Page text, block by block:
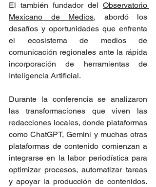
El también fundador del Observatorio
Mexicano de Medios, abordó los
desafíos y oportunidades que enfrenta
el ecosistema de medios de
comunicación regionales ante la rápida
incorporación de herramientas de
Inteligencia Artificial.
Durante la conferencia se analizaron
las transformaciones que viven las
redacciones locales, donde plataformas
como ChatGPT, Gemini y muchas otras
plataformas de contenido comienzan a
integrarse en la labor periodística para
optimizar procesos, automatizar tareas
y apoyar la producción de contenidos.